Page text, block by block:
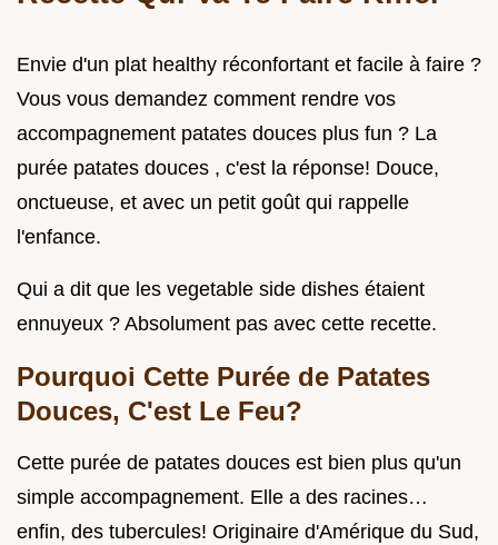
Envie d'un plat healthy réconfortant et facile à faire ?
Vous vous demandez comment rendre vos
accompagnement patates douces plus fun ? La
purée patates douces , c'est la réponse! Douce,
onctueuse, et avec un petit goût qui rappelle
l'enfance.
Qui a dit que les vegetable side dishes étaient
ennuyeux ? Absolument pas avec cette recette.
Pourquoi Cette Purée de Patates
Douces, C'est Le Feu?
Cette purée de patates douces est bien plus qu'un
simple accompagnement. Elle a des racines…
enfin, des tubercules! Originaire d'Amérique du Sud,